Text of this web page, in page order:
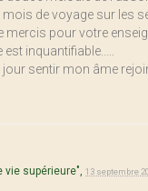
de voyage sur les
mercis pour votre
inquantifiable.....
jour sentir mon âme
vie supérieure", 13 septembre